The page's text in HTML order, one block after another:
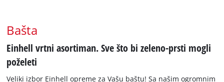
Bašta
Einhell vrtni asortiman. Sve što bi zeleno-prsti mogli
poželeti
Veliki izbor Einhell opreme za Vašu baštu! Sa našim ogromnim